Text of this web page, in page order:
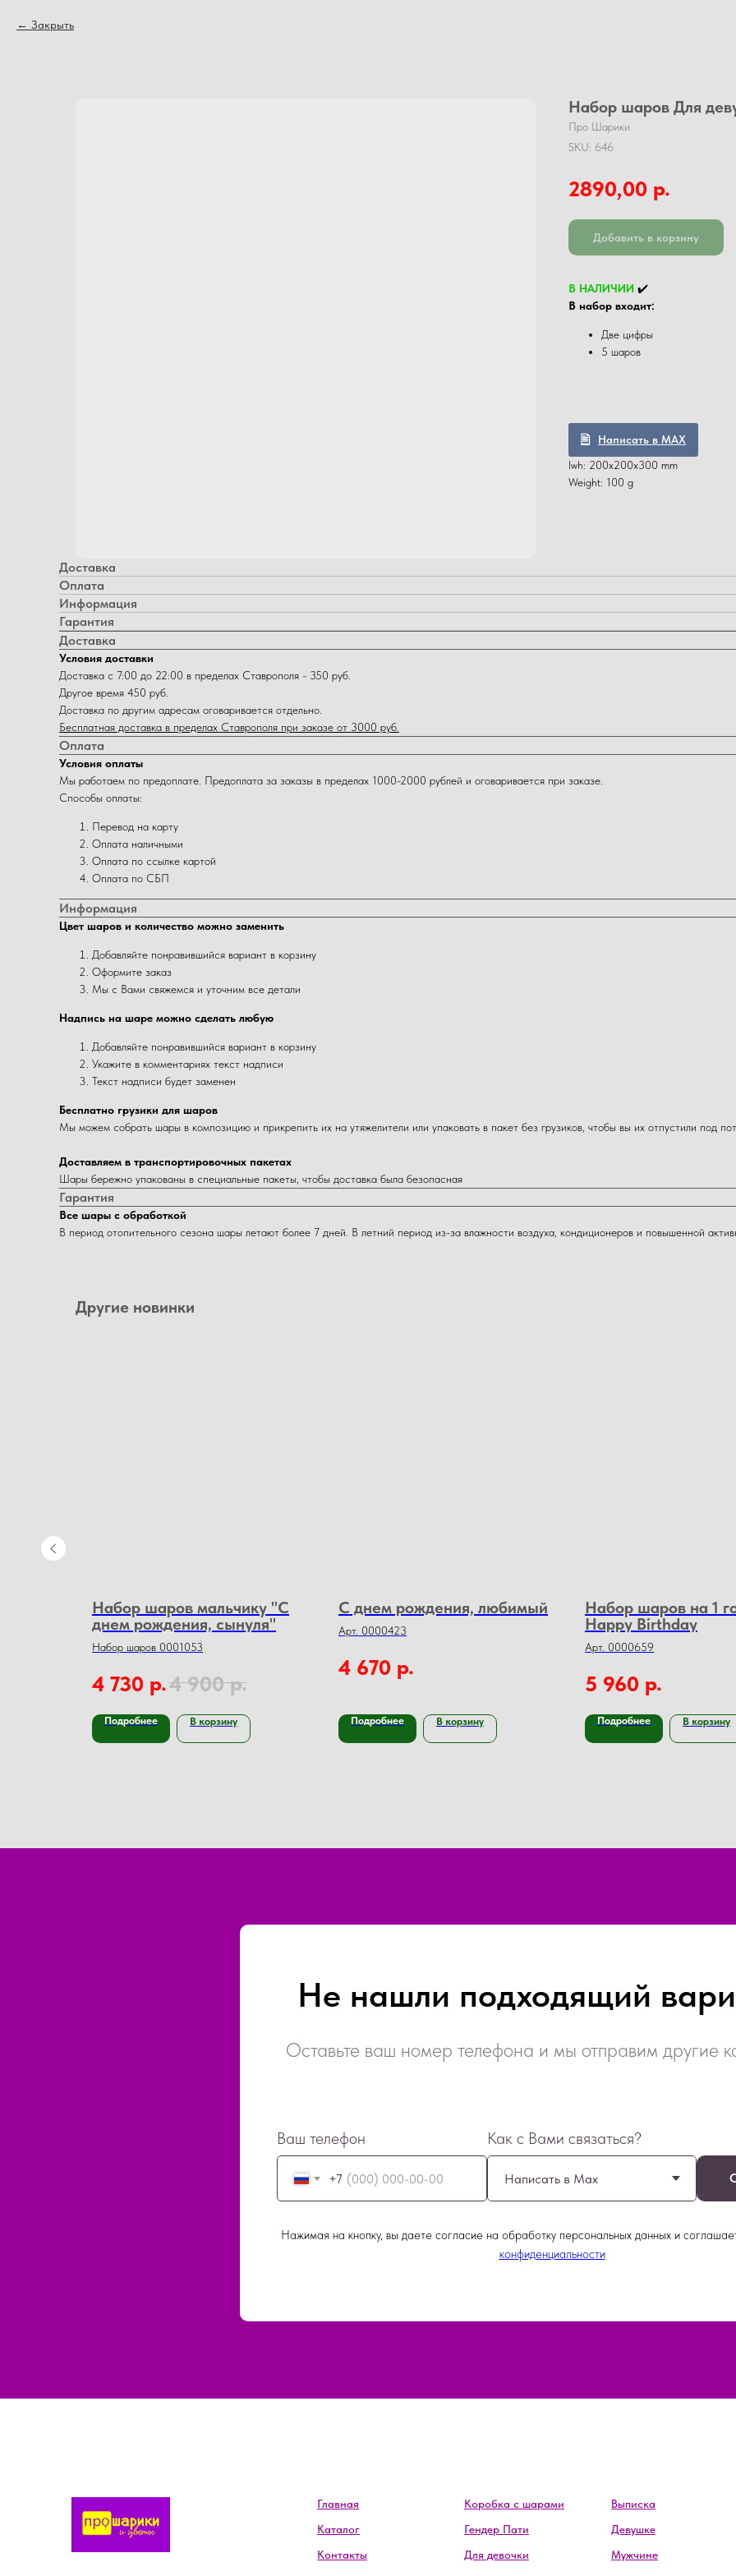
Закрыть
Набор шаров Для
Про Шарики
SKU: 646
2890,00 р.
Добавить в корзину
В НАЛИЧИИ ✔️
В набор входит:
Две цифры
5 шаров
Написать в MAX
lwh: 200x200x300 mm
Weight: 100 g
Доставка
Оплата
Информация
Гарантия
Доставка
Условия доставки
Доставка с 7:00 до 22:00 в пределах Ставрополя - 350 руб.
Другое время 450 руб.
Доставка по другим адресам оговаривается отдельно.
Бесплатная доставка в пределах Ставрополя при заказе от 3000 руб.
Оплата
Условия оплаты
Мы работаем по предоплате. Предоплата за заказы в пределах 1000-2000 рублей и оговаривается при заказе.
Способы оплаты:
Перевод на карту
Оплата наличными
Оплата по ссылке картой
Оплата по СБП
Информация
Цвет шаров и количество можно заменить
Добавляйте понравившийся вариант в корзину
Оформите заказ
Мы с Вами свяжемся и уточним все детали
Надпись на шаре можно сделать любую
Добавляйте понравившийся вариант в корзину
Укажите в комментариях текст надписи
Текст надписи будет заменен
Бесплатно грузики для шаров
Мы можем собрать шары в композицию и прикрепить их на утяжелители или упаковать в пакет без грузиков, чтобы вы их отпустили под
Доставляем в транспортировочных пакетах
Шары бережно упакованы в специальные пакеты, чтобы доставка была безопасная
Гарантия
Все шары с обработкой
В период отопительного сезона шары летают более 7 дней. В летний период из-за влажности воздуха, кондиционеров и повышенной
Другие новинки
Набор шаров мальчику "С
днем рождения, сынуля"
Набор шаров 0001053
4 730 р.4 900 р.
Подробнее В корзину
С днем рождения, любимый
Арт. 0000423
4 670 р.
Подробнее В корзину
Набор шаров на 1
Happy Birthday
Арт. 0000659
5 960 р.
Подробнее В корзину
Не нашли подходящий
Оставьте ваш номер телефона и мы отправим другие
Ваш телефон
+7
Как с Вами связаться?
Нажимая на кнопку, вы даете согласие на обработку персональных данных и
конфиденциальности
Главная
Каталог
Контакты
Коробка с шарами
Гендер Пати
Для девочки
Выписка
Девушке
Мужчине